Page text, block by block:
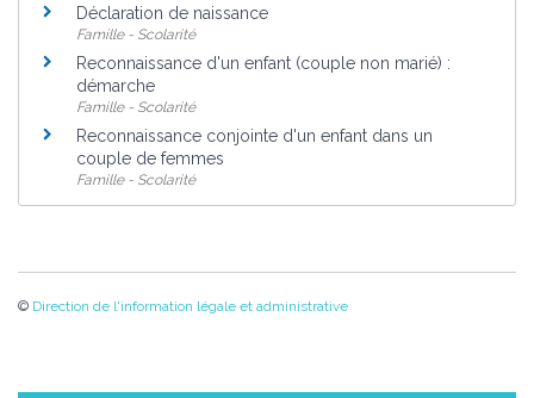
Déclaration de naissance
Famille - Scolarité
Reconnaissance d'un enfant (couple non marié) :
démarche
Famille - Scolarité
Reconnaissance conjointe d'un enfant dans un
couple de femmes
Famille - Scolarité
© Direction de l'information légale et administrative